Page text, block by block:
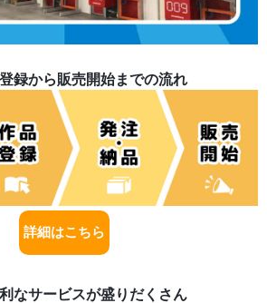
録から販売開始までの流れ
詳細はこちら
なサービスが盛りだくさん